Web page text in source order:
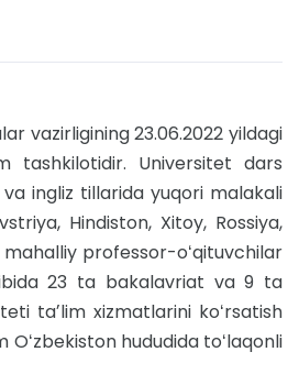
vazirligining 23.06.2022 yildagi
tashkilotidir. Universitet dars
ingliz tillarida yuqori malakali
Hindiston, Xitoy, Rossiya,
professor-oʻqituvchilar
23 ta bakalavriat va 9 ta
taʼlim xizmatlarini koʻrsatish
hududida toʻlaqonli